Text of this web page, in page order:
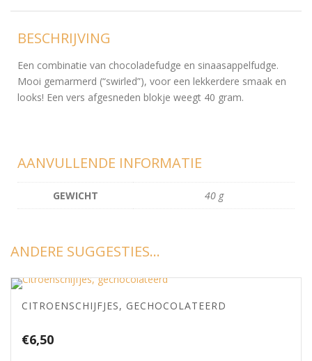
BESCHRIJVING
Een combinatie van chocoladefudge en sinaasappelfudge.
Mooi gemarmerd (“swirled”), voor een lekkerdere smaak en
looks! Een vers afgesneden blokje weegt 40 gram.
AANVULLENDE INFORMATIE
GEWICHT 40 g
ANDERE SUGGESTIES…
CITROENSCHIJFJES, GECHOCOLATEERD
€6,50